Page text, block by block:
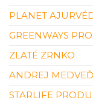
PLANET
GREENWAYS
ZLATÉ ZRNKO
ANDREJ MEDVEĎ
STARLIFE